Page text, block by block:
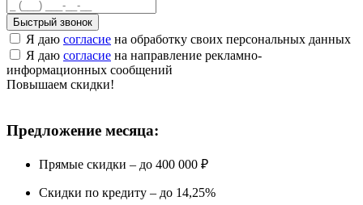
Быстрый звонок
Я даю согласие на обработку своих персональных данных
Я даю согласие на направление рекламно-
информационных сообщений
Повышаем скидки!
Предложение месяца:
Прямые скидки – до 400 000 ₽
Скидки по кредиту – до 14,25%